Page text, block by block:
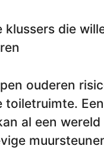
klussers die
ouderen
toiletruimte.
al een